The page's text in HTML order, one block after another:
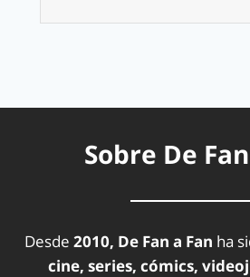
Sobre De
Desde 2010, De Fan a Fan ha
cine, series, cómics,